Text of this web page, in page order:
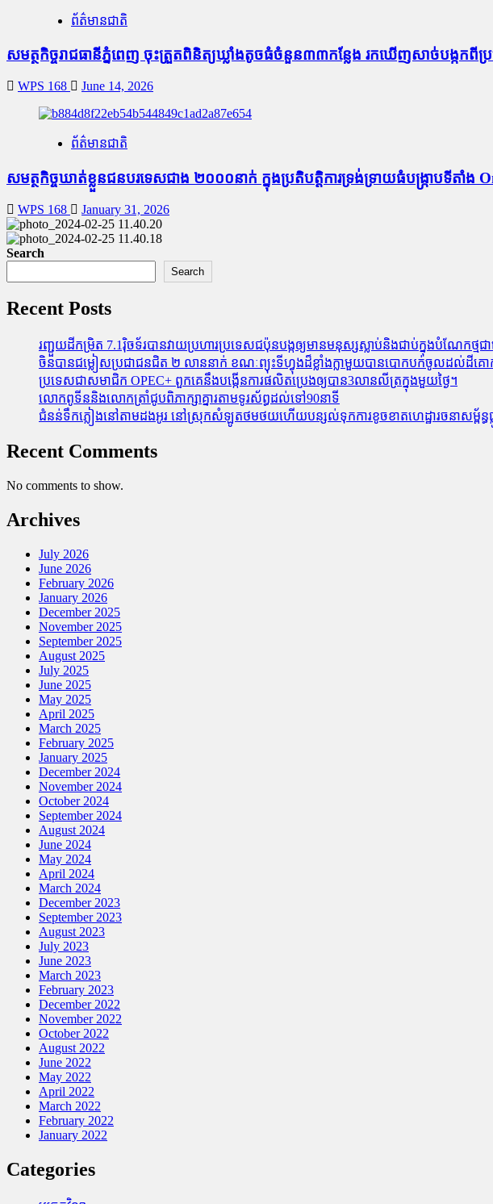
ព័ត៌មានជាតិ
សមត្ថកិច្ចរាជធានីភ្នំពេញ ចុះត្រួតពិនិត្យឃ្លាំងតូច​ធំ​ចំនួន៣៣កន្លែង រក​ឃើញសាច់បង្កកពី
WPS 168 June 14, 2026
ព័ត៌មានជាតិ
សមត្ថកិច្ចឃាត់ខ្លួនជនបរទេសជាង ២០០០នាក់ ក្នុងប្រតិបត្តិការទ្រង់​ទ្រាយ​ធំ​បង្ក្រាប​ទីតាំង
WPS 168 January 31, 2026
Search
Search
Recent Posts
រញ្ជួយដីកម្រិត​ 7.1រ៉ិចទ័របានវាយប្រហារប្រទេសជប៉ុនបង្កឲ្យមានមនុស្សស្លាប់​និង​ជាប់ក្នុងបំណែកថ្មជា
ចិនបានជម្លៀសប្រជាជនជិត ២ លាននាក់ ខណៈព្យុះទីហ្វុងដ៏ខ្លាំងក្លាមួយបានបោកបក់ចូលដល់ដីគោ
ប្រទេសជាសមាជិក OPEC+​ ពួកគេនឹងបង្កើនការផលិតប្រេងឲ្យបាន3លានលីត្រក្នុងមួយថ្ងៃ។
លោកពូទីននិងលោកត្រាំជូបពិភាក្សាគ្នារតាមទូរស័ព្ធដល់ទៅ90នាទី
ជំនន់​ទឹកភ្លៀង​នៅ​តាម​ដងអូរ​ នៅ​ស្រុក​សំឡូត​ថមថយ​ហើយ​បន្សល់​ទុក​ការ​ខូចខាត​ហេដ្ឋារចនាសម្ព័ន្ធ​
Recent Comments
No comments to show.
Archives
July 2026
June 2026
February 2026
January 2026
December 2025
November 2025
September 2025
August 2025
July 2025
June 2025
May 2025
April 2025
March 2025
February 2025
January 2025
December 2024
November 2024
October 2024
September 2024
August 2024
June 2024
May 2024
April 2024
March 2024
December 2023
September 2023
August 2023
July 2023
June 2023
March 2023
February 2023
December 2022
November 2022
October 2022
August 2022
June 2022
May 2022
April 2022
March 2022
February 2022
January 2022
Categories